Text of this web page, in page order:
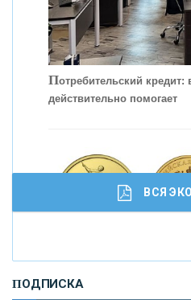
Потребительский кредит:
действительно помогает
И
сохранения и увеличения
ВСЯ
ПОДПИСКА